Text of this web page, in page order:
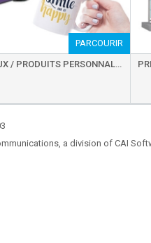
CADEAUX / PRODUITS PERSONNALISÉS
PARCOURIR
a division of CAI